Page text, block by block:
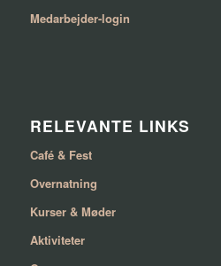
Medarbejder-login
RELEVANTE LINKS
Café & Fest
Overnatning
Kurser & Møder
Aktiviteter